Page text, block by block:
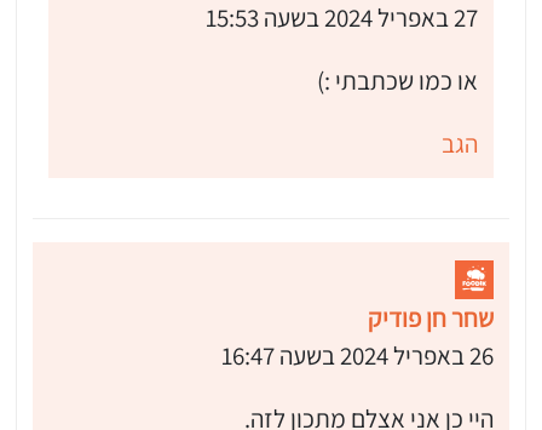
27 באפריל 2024 בשעה 15:53
או כמו שכתבתי :)
הגב
שחר חן פודיק
26 באפריל 2024 בשעה 16:47
היי כן אני אצלם מתכון לזה.